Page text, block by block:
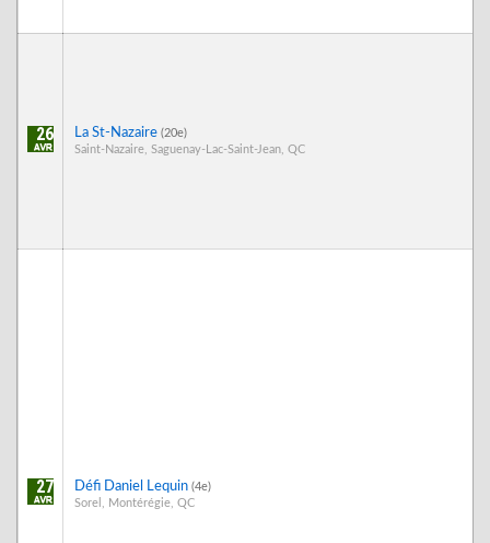
26 La St-Nazaire (20e)
Saint-Nazaire, Saguenay-Lac-Saint-Jean, QC
27 Défi Daniel Lequin (4e)
Sorel, Montérégie, QC